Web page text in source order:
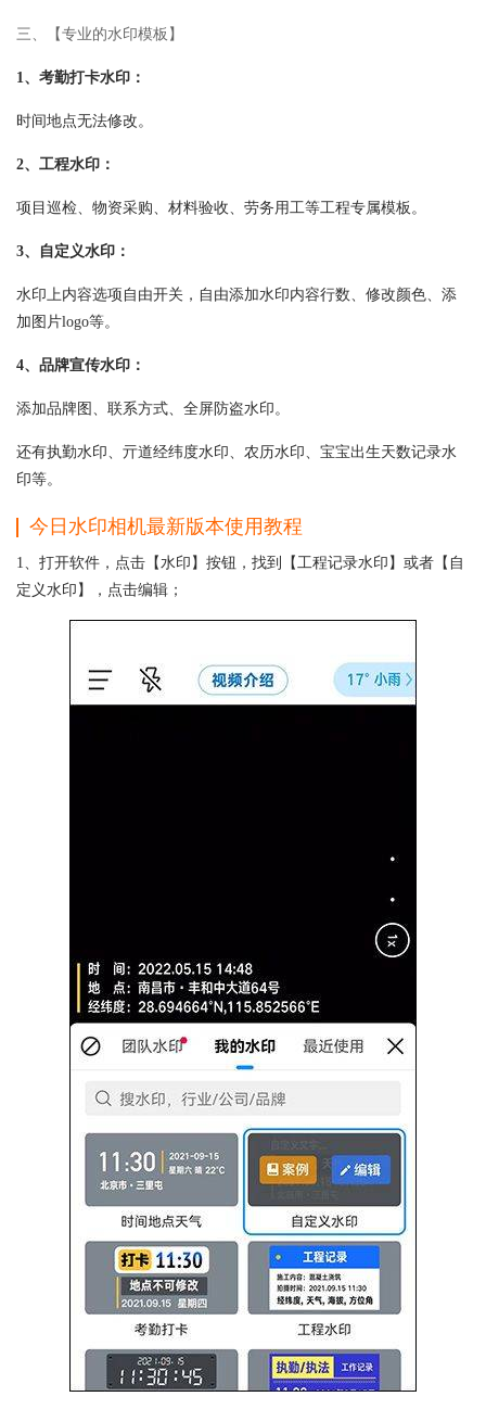
三、【专业的水印模板】
1、考勤打卡水印：
时间地点无法修改。
2、工程水印：
项目巡检、物资采购、材料验收、劳务用工等工程专属模板。
3、自定义水印：
水印上内容选项自由开关，自由添加水印内容行数、修改颜色、添
加图片logo等。
4、品牌宣传水印：
添加品牌图、联系方式、全屏防盗水印。
还有执勤水印、亓道经纬度水印、农历水印、宝宝出生天数记录水
印等。
今日水印相机最新版本使用教程
1、打开软件，点击【水印】按钮，找到【工程记录水印】或者【自
定义水印】，点击编辑；